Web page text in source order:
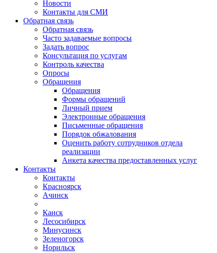
Новости
Контакты для СМИ
Обратная связь
Обратная связь
Часто задаваемые вопросы
Задать вопрос
Консультация по услугам
Контроль качества
Опросы
Обращения
Обращения
Формы обращений
Личный прием
Электронные обращения
Письменные обращения
Порядок обжалования
Оценить работу сотрудников отдела
реализации
Анкета качества предоставленных услуг
Контакты
Контакты
Красноярск
Ачинск
Канск
Лесосибирск
Минусинск
Зеленогорск
Норильск